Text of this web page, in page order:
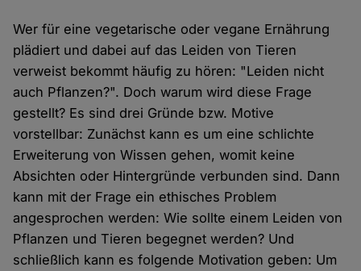
Wer für eine vegetarische oder vegane Ernährung
plädiert und dabei auf das Leiden von Tieren
verweist bekommt häufig zu hören: "Leiden nicht
auch Pflanzen?". Doch warum wird diese Frage
gestellt? Es sind drei Gründe bzw. Motive
vorstellbar: Zunächst kann es um eine schlichte
Erweiterung von Wissen gehen, womit keine
Absichten oder Hintergründe verbunden sind. Dann
kann mit der Frage ein ethisches Problem
angesprochen werden: Wie sollte einem Leiden von
Pflanzen und Tieren begegnet werden? Und
schließlich kann es folgende Motivation geben: Um